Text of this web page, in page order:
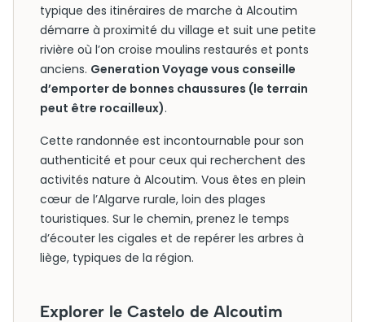
typique des itinéraires de marche à Alcoutim
démarre à proximité du village et suit une petite
rivière où l’on croise moulins restaurés et ponts
anciens. Generation Voyage vous conseille
d’emporter de bonnes chaussures (le terrain
peut être rocailleux).
Cette randonnée est incontournable pour son
authenticité et pour ceux qui recherchent des
activités nature à Alcoutim. Vous êtes en plein
cœur de l’Algarve rurale, loin des plages
touristiques. Sur le chemin, prenez le temps
d’écouter les cigales et de repérer les arbres à
liège, typiques de la région.
Explorer le Castelo de Alcoutim